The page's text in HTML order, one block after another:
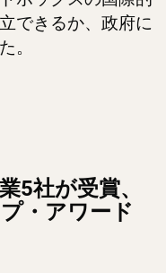
できるか、政府に
。
5社が受賞、
・アワード